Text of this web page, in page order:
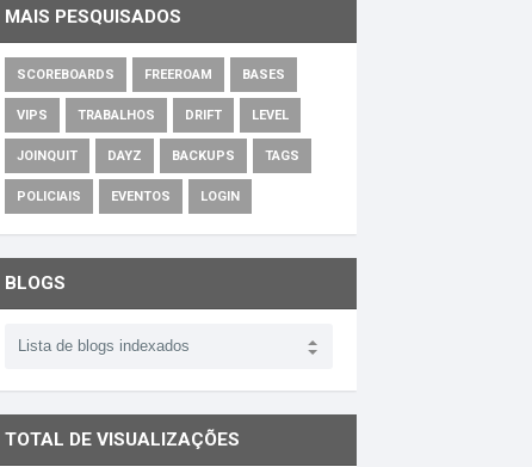
MAIS PESQUISADOS
SCOREBOARDS FREEROAM BASES
VIPS TRABALHOS DRIFT LEVEL
JOINQUIT DAYZ BACKUPS TAGS
POLICIAIS EVENTOS LOGIN
BLOGS
TOTAL DE VISUALIZAÇÕES